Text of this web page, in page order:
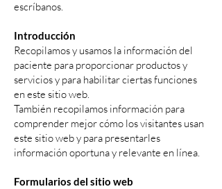
escríbanos.
Introducción
Recopilamos y usamos la información del
paciente para proporcionar productos y
servicios y para habilitar ciertas funciones
en este sitio web.
También recopilamos información para
comprender mejor cómo los visitantes usan
este sitio web y para presentarles
información oportuna y relevante en línea.
Formularios del sitio web